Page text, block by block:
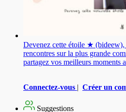
Devenez cette étoile ★ (bideew),
rencontres sur la plus grande
partagez vos meilleurs moments
Connectez-vous | Créer un
Suggestions